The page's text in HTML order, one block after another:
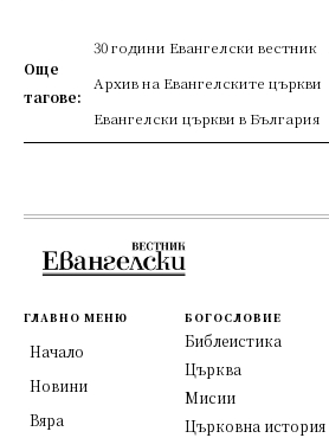
Още
тагове:
30 години Евангелски вестник
Архив на Евангелските църкви
Евангелски църкви в България
ГЛАВНО МЕНЮ
Начало
Новини
Вяра
БОГОСЛОВИЕ
Библеистика
Църква
Мисии
Църковна история